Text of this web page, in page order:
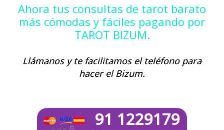
Ahora tus consultas de tarot barato
más cómodas y fáciles pagando por
TAROT BIZUM.
Llámanos y te facilitamos el teléfono para
hacer el Bizum.
91 1229179